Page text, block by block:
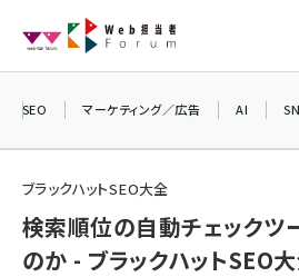
ン
seo (3528)
SEO マーケティング／広告 AI
ブラックハットSEO大全
検索順位の自動チェックツ
のか - ブラックハットSEO